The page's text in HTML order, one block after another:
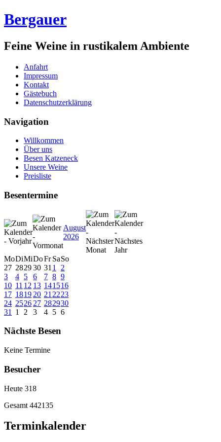
Bergauer
Feine Weine in rustikalem Ambiente
Anfahrt
Impressum
Kontakt
Gästebuch
Datenschutzerklärung
Navigation
Willkommen
Über uns
Besen Katzeneck
Unsere Weine
Preisliste
Besentermine
August
2026
MoDiMiDoFr SaSo
27 282930 31 1
2
3
4 5 6 7 8 9
10 11 12 13 141516
17 1819 20 21 2223
24 2526 27 282930
31
1 2 3 4 5 6
Nächste Besen
Keine Termine
Besucher
Heute 318
Gesamt 442135
Terminkalender